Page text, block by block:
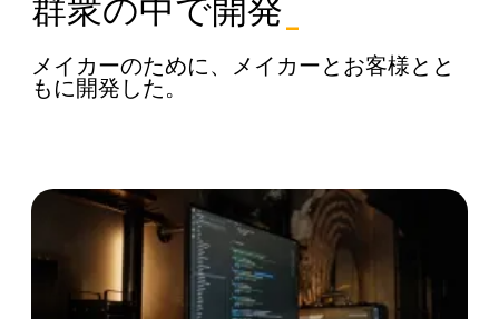
群衆の中で開発
メイカーのために、メイカーとお客様とと
もに開発した。